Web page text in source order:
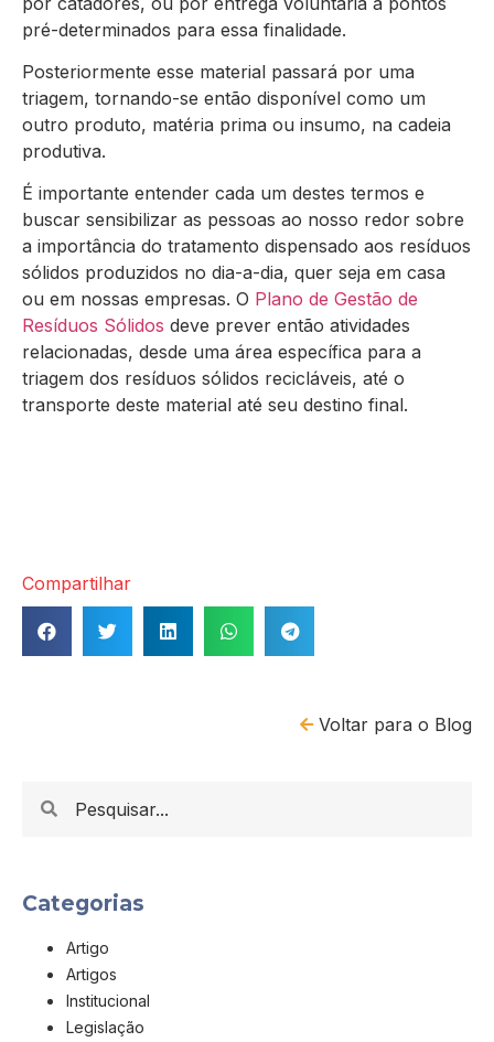
pré-determinados para essa finalidade.
Posteriormente esse material passará por uma
triagem, tornando-se então disponível como um
outro produto, matéria prima ou insumo, na cadeia
produtiva.
É importante entender cada um destes termos e
buscar sensibilizar as pessoas ao nosso redor sobre
a importância do tratamento dispensado aos resíduos
sólidos produzidos no dia-a-dia, quer seja em casa
ou em nossas empresas. O Plano de Gestão de
Resíduos Sólidos deve prever então atividades
relacionadas, desde uma área específica para a
triagem dos resíduos sólidos recicláveis, até o
transporte deste material até seu destino final.
Compartilhar
Voltar para o Blog
Categorias
Artigo
Artigos
Institucional
Legislação